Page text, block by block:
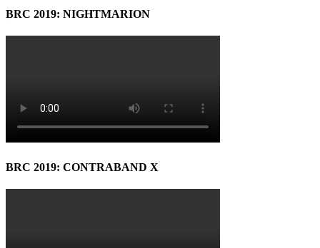
BRC 2019: NIGHTMARION
BRC 2019: CONTRABAND X